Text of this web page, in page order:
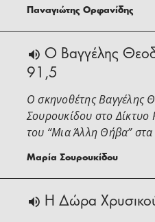
Παναγιώτης Ορφανίδης
Ο Βαγγέλης
91,5
Ο σκηνοθέτης Βαγγέλης
Σουρουκίδου στο
του “Μια Άλλη Θήβα”
Μαρία Σουρουκίδου
H Δώρα